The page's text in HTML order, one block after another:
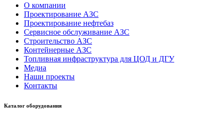
О компании
Проектирование АЗС
Проектирование нефтебаз
Сервисное обслуживание АЗС
Строительство АЗС
Контейнерные АЗС
Топливная инфраструктура для ЦОД и ДГУ
Медиа
Наши проекты
Контакты
Каталог оборудования